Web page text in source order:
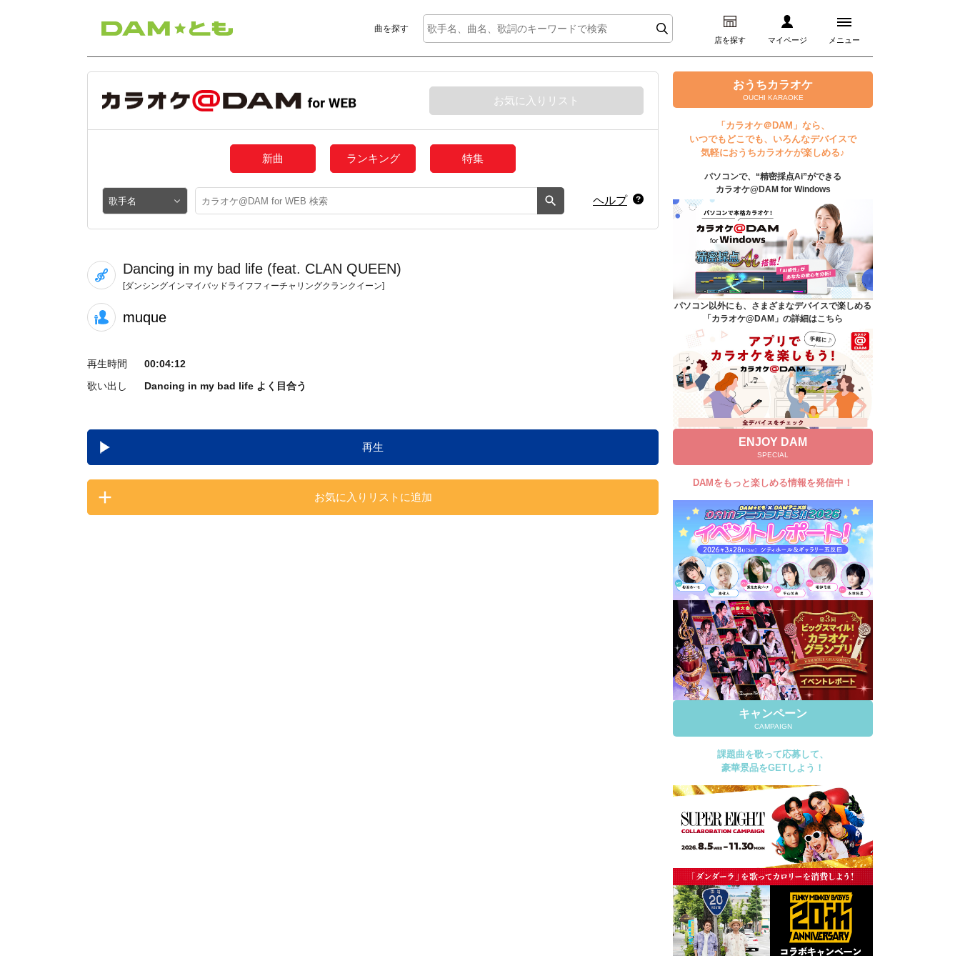
曲を探す
店を探す マイページ メニュー
ログイン
マイページ
プレミアムサービス
DAM★とも動画
DAM★とも録音
カラオケ＠DAM
ユーザー検索
キャンペーン
よくあるご質問
DAMの新曲・ランキングなど
カラオケ最新情報をチェック！
自宅でカラオケ歌い放題！
家族や友達と一緒に！練習にも！
お気に入りリスト
新曲 ランキング 特集
ヘルプ
Dancing in my bad life (feat. CLAN QUEEN)
[ダンシングインマイバッドライフフィーチャリングクランクイーン]
muque
再生時間
00:04:12
歌い出し
Dancing in my bad life よく目合う
再生
お気に入りリストに追加
おうちカラオケ
OUCHI KARAOKE
「カラオケ＠DAM」なら、
いつでもどこでも、いろんなデバイスで
気軽におうちカラオケが楽しめる♪
パソコンで、“精密採点Ai”ができる
カラオケ@DAM for Windows
パソコン以外にも、さまざまなデバイスで楽しめる
「カラオケ@DAM」の詳細はこちら
ENJOY DAM
SPECIAL
DAMをもっと楽しめる情報を発信中！
キャンペーン
CAMPAIGN
課題曲を歌って応募して、
豪華景品をGETしよう！